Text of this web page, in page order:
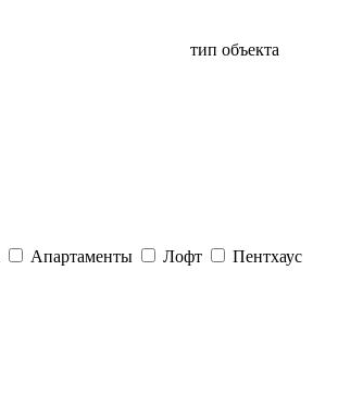
тип объекта
Апартаменты Лофт Пентхаус